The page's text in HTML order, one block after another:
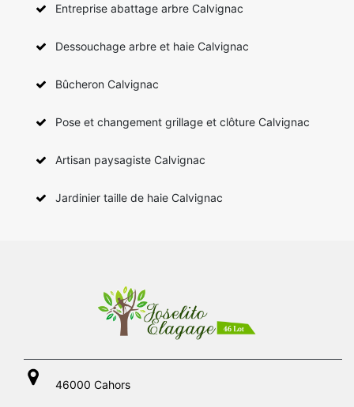
Entreprise abattage arbre Calvignac
Dessouchage arbre et haie Calvignac
Bûcheron Calvignac
Pose et changement grillage et clôture Calvignac
Artisan paysagiste Calvignac
Jardinier taille de haie Calvignac
46000 Cahors